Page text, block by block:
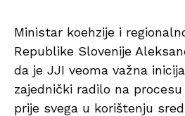
Ministar koehzije i
Republike Slovenije
da je JJI veoma važna
zajednički radilo na
prije svega u korištenju